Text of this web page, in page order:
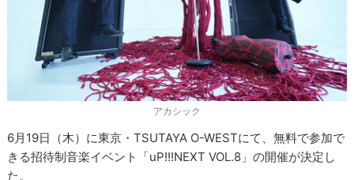
アカシック
6月19日（木）に東京・TSUTAYA O-WESTにて、無料で参加で
きる招待制音楽イベント「uP!!!NEXT VOL.8」の開催が決定し
た。